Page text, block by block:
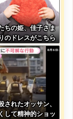
ちの姫、佳子さま
のドレスがこちら
可愛過ぎるw w w
されたオッサン、
して精神的ショッ